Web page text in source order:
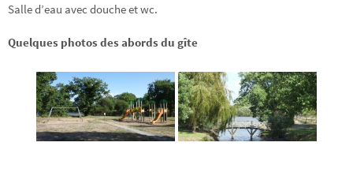
Salle d’eau avec douche et wc.
Quelques photos des abords du gîte